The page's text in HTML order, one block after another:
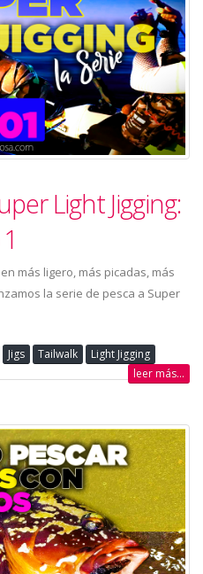
Light Jigging:
más ligero, más picadas, más
la serie de pesca a Super
Jigs Tailwalk
Light Jigging
leer más...